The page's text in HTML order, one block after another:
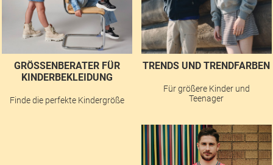
GRÖSSENBERATER FÜR K
INDERBEKLEIDUNG
Finde die perfekte Kindergröße
TRENDS UND TRENDFARBEN
Für größere Kinder und
Teenager